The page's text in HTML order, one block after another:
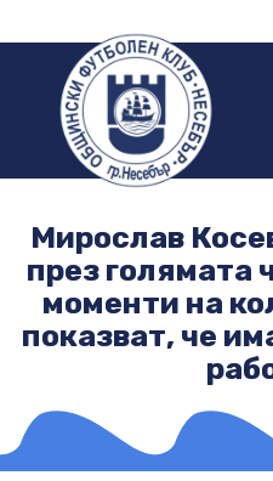
Мирослав
през голямата
моменти на
показват, че